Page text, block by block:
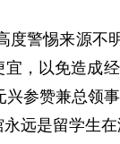
警惕来源不
，以免造成
参赞兼总领
远是留学生在